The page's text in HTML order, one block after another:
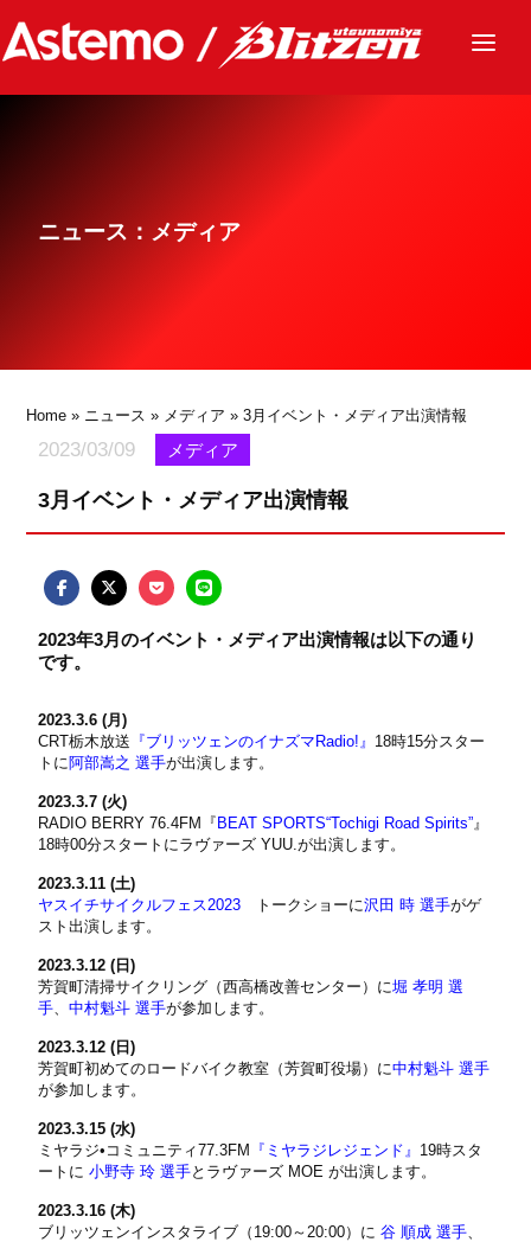
ニュース
グッズ
ニュース：メディア
Home » ニュース » メディア » 3月イベント・メディア出演情報
2023/03/09 メディア
3月イベント・メディア出演情報
2023年3月のイベント・メディア出演情報は以下の通り
です。
2023.3.6 (月)
CRT栃木放送 『ブリッツェンのイナズマRadio!』 18時15分スター
トに阿部嵩之 選手が出演します。
2023.3.7 (火)
RADIO BERRY 76.4FM『 BEAT SPORTS“Tochigi Road Spirits”』
18時00分スタートにラヴァーズ YUU.が出演します。
2023.3.11 (土)
ヤスイチサイクルフェス2023 トークショーに沢田 時 選手がゲ
スト出演します。
2023.3.12 (日)
芳賀町清掃サイクリング（西高橋改善センター）に堀 孝明 選
手、中村魁斗 選手が参加します。
2023.3.12 (日)
芳賀町初めてのロードバイク教室（芳賀町役場）に中村魁斗 選手
が参加します。
2023.3.15 (水)
ミヤラジ•コミュニティ77.3FM
『ミヤラジレジェンド』 19時スタ
ートに小野寺 玲 選手とラヴァーズ MOE が出演します。
2023.3.16 (木)
ブリッツェンインスタライブ（19:00～20:00）に谷 順成 選手、